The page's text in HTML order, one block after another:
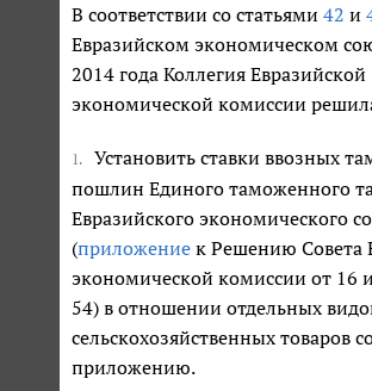
В соответствии со статьями 42 и
Евразийском экономическом
2014 года Коллегия Евразийской
экономической комиссии
1.
Установить ставки ввозных
пошлин Единого таможенного
Евразийского экономического
(приложение к Решению Совета
экономической комиссии от 16
54) в отношении отдельных
сельскохозяйственных товаров
приложению.